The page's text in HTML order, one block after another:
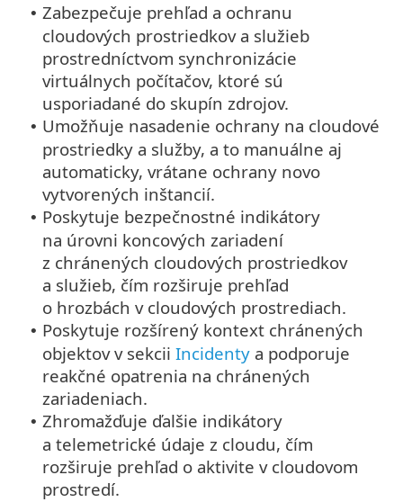
• Zabezpečuje prehľad a ochranu
cloudových prostriedkov a služieb
prostredníctvom synchronizácie
virtuálnych počítačov, ktoré sú
usporiadané do skupín zdrojov.
• Umožňuje nasadenie ochrany na cloudové
prostriedky a služby, a to manuálne aj
automaticky, vrátane ochrany novo
vytvorených inštancií.
• Poskytuje bezpečnostné indikátory
na úrovni koncových zariadení
z chránených cloudových prostriedkov
a služieb, čím rozširuje prehľad
o hrozbách v cloudových prostrediach.
• Poskytuje rozšírený kontext chránených
objektov v sekcii Incidenty a podporuje
reakčné opatrenia na chránených
zariadeniach.
• Zhromažďuje ďalšie indikátory
a telemetrické údaje z cloudu, čím
rozširuje prehľad o aktivite v cloudovom
prostredí.